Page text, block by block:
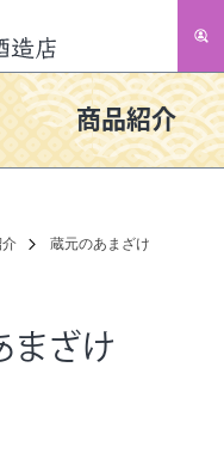
商品紹介
蔵元のあまざけ
まざけ